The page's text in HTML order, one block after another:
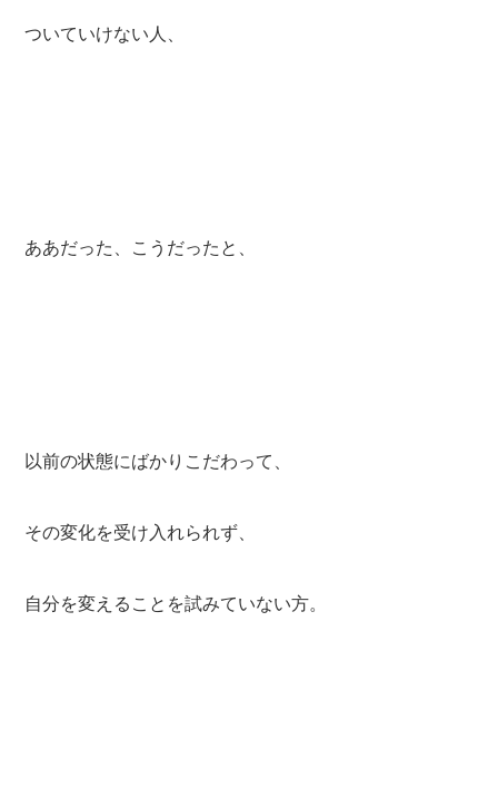
ついていけない人、
ああだった、こうだったと、
以前の状態にばかりこだわって、
その変化を受け入れられず、
自分を変えることを試みていない方。